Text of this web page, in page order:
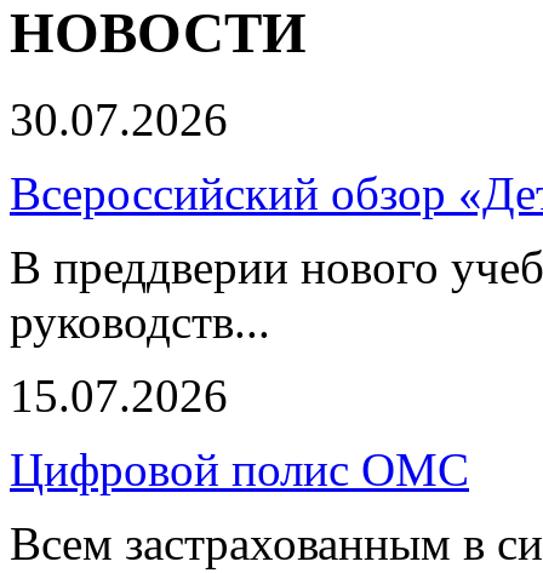
НОВОСТИ
30.07.2026
Всероссийский обзор
В преддверии нового
руководств...
15.07.2026
Цифровой полис ОМС
Всем застрахованным в